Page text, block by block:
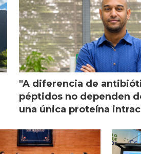
"A diferencia de
péptidos no dependen
una única proteína